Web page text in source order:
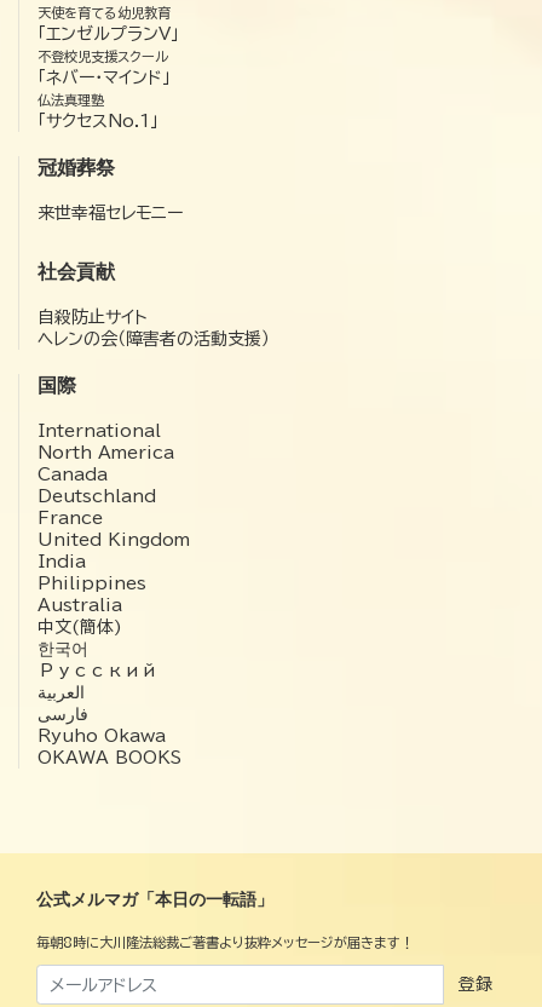
天使を育てる幼児教育
「エンゼルプランV」
不登校児支援スクール
「ネバー・マインド」
仏法真理塾
「サクセスNo.1」
冠婚葬祭
来世幸福セレモニー
社会貢献
自殺防止サイト
ヘレンの会（障害者の活動支援）
国際
International
North America
Canada
Deutschland
France
United Kingdom
India
Philippines
Australia
中文(簡体)
한국어
Русский
العربية‏
فارسی
Ryuho Okawa
OKAWA BOOKS
公式メルマガ「本日の一転語」
毎朝8時に大川隆法総裁ご著書より抜粋メッセージが届きます！
登録